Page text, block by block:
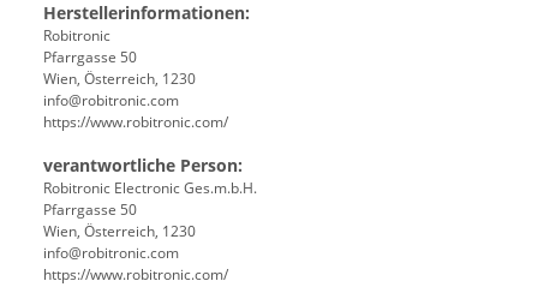
Herstellerinformationen:
Robitronic
Pfarrgasse 50
Wien, Österreich, 1230
info@robitronic.com
https://www.robitronic.com/
verantwortliche Person:
Robitronic Electronic Ges.m.b.H.
Pfarrgasse 50
Wien, Österreich, 1230
info@robitronic.com
https://www.robitronic.com/